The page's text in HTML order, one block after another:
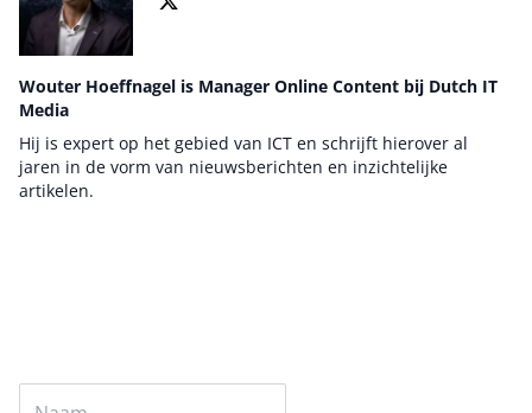
Wouter Hoeffnagel is Manager Online Content bij Dutch IT
Media
Hij is expert op het gebied van ICT en schrijft hierover al
jaren in de vorm van nieuwsberichten en inzichtelijke
artikelen.